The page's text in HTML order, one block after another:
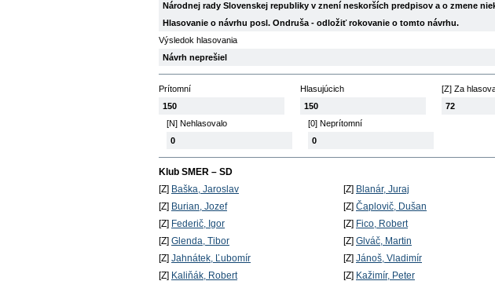
Národnej rady Slovenskej republiky v znení neskorších predpisov a o zmene
Hlasovanie o návrhu posl. Ondruša - odložiť rokovanie o tomto návrhu.
Výsledok hlasovania
Návrh neprešiel
Prítomní
150
Hlasujúcich
150
[Z] Za
72
[N] Nehlasovalo
0
[0] Neprítomní
0
Klub SMER – SD
[Z] Baška, Jaroslav [Z] Blanár, Juraj
[Z] Burian, Jozef [Z] Čaplovič, Dušan
[Z] Federič, Igor [Z] Fico, Robert
[Z] Glenda, Tibor [Z] Glváč, Martin
[Z] Jahnátek, Ľubomír [Z] Jánoš, Vladimír
[Z] Kaliňák, Robert [Z] Kažimír, Peter